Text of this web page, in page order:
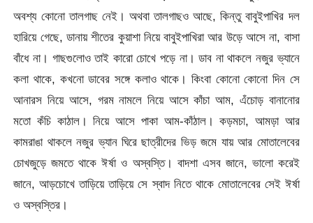
অবশ্য কোনো তালগাছ নেই। অথবা তালগাছও আছে, কিন্তু বাবুইপাখির দল
হারিয়ে গেছে, ডানায় শীতের কুয়াশা নিয়ে বাবুইপাখিরা আর উড়ে আসে না, বাসা
বাঁধে না। গাছগুলোও তাই কারো চোখে পড়ে না। ডাব না থাকলে নজুর ভ্যানে
কলা থাকে, কখনো ডাবের সঙ্গে কলাও থাকে। কিংবা কোনো কোনো দিন সে
আনারস নিয়ে আসে, গরম নামলে নিয়ে আসে কাঁচা আম, এঁচোড় বানানোর
মতো কঁচি কাঠাল। নিয়ে আসে পাকা আম-কাঁঠাল। কড়মচা, আমড়া আর
কামরাঙা থাকলে নজুর ভ্যান ঘিরে ছাত্রীদের ভিড় জমে যায় আর মোতালেবের
চোখজুড়ে জমতে থাকে ঈর্ষা ও অস্বস্তি। বাদশা এসব জানে, ভালো করেই
জানে, আড়চোখে তাড়িয়ে তাড়িয়ে সে স্বাদ নিতে থাকে মোতালেবের সেই ঈর্ষা
ও অস্বস্তির।